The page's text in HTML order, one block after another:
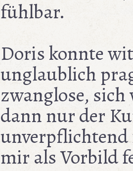
fühlbar.
Doris konnte
unglaublich
zwanglose,
dann nur der
unverpflichtend
mir als Vorbild